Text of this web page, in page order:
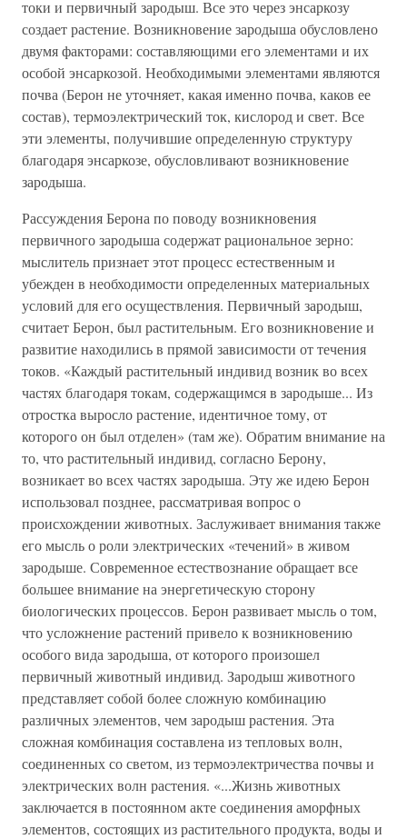
токи и первичный зародыш. Все это через энсаркозу
создает растение. Возникновение зародыша обусловлено
двумя факторами: составляющими его элементами и их
особой энсаркозой. Необходимыми элементами являются
почва (Берон не уточняет, какая именно почва, каков ее
состав), термоэлектрический ток, кислород и свет. Все
эти элементы, получившие определенную структуру
благодаря энсаркозе, обусловливают возникновение
зародыша.
Рассуждения Берона по поводу возникновения
первичного зародыша содержат рациональное зерно:
мыслитель признает этот процесс естественным и
убежден в необходимости определенных материальных
условий для его осуществления. Первичный зародыш,
считает Берон, был растительным. Его возникновение и
развитие находились в прямой зависимости от течения
токов. «Каждый растительный индивид возник во всех
частях благодаря токам, содержащимся в зародыше... Из
отростка выросло растение, идентичное тому, от
которого он был отделен» (там же). Обратим внимание на
то, что растительный индивид, согласно Берону,
возникает во всех частях зародыша. Эту же идею Берон
использовал позднее, рассматривая вопрос о
происхождении животных. Заслуживает внимания также
его мысль о роли электрических «течений» в живом
зародыше. Современное естествознание обращает все
большее внимание на энергетическую сторону
биологических процессов. Берон развивает мысль о том,
что усложнение растений привело к возникновению
особого вида зародыша, от которого произошел
первичный животный индивид. Зародыш животного
представляет собой более сложную комбинацию
различных элементов, чем зародыш растения. Эта
сложная комбинация составлена из тепловых волн,
соединенных со светом, из термоэлектричества почвы и
электрических волн растения. «...Жизнь животных
заключается в постоянном акте соединения аморфных
элементов, состоящих из растительного продукта, воды и